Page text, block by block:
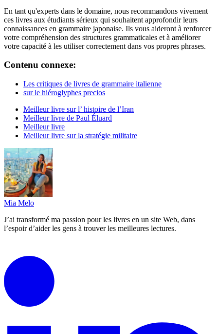
En tant qu'experts dans le domaine, nous recommandons vivement
ces livres aux étudiants sérieux qui souhaitent approfondir leurs
connaissances en grammaire japonaise. Ils vous aideront à renforcer
votre compréhension des structures grammaticales et à améliorer
votre capacité à les utiliser correctement dans vos propres phrases.
Contenu connexe:
Les critiques de livres de grammaire italienne
sur le hiéroglyphes precios
Meilleur livre sur l’ histoire de l’Iran
Meilleur livre de Paul Éluard
Meilleur livre
Meilleur livre sur la stratégie militaire
Mia Melo
J’ai transformé ma passion pour les livres en un site Web, dans
l’espoir d’aider les gens à trouver les meilleures lectures.